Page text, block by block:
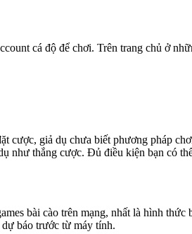
cá độ để chơi. Trên trang chủ ở
giả dụ chưa biết phương pháp
như thắng cược. Đủ điều kiện bạn có
bài cào trên mạng, nhất là hình thức
báo trước từ máy tính.